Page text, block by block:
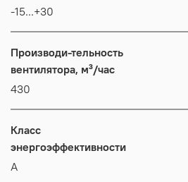
-15...+30
Производи-тельность
вентилятора, м³/час
430
Класс
энергоэффективности
А